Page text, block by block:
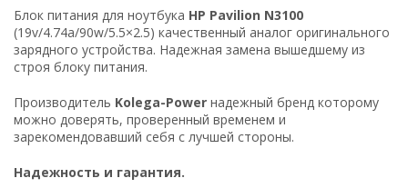
Блок питания для ноутбука HP Pavilion N3100
(19v/4.74a/90w/5.5×2.5) качественный аналог оригинального
зарядного устройства. Надежная замена вышедшему из
строя блоку питания.
Производитель Kolega-Power надежный бренд которому
можно доверять, проверенный временем и
зарекомендовавший себя с лучшей стороны.
Надежность и гарантия.